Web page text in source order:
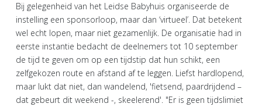
Bij gelegenheid van het Leidse Babyhuis organiseerde de
instelling een sponsorloop, maar dan ‘virtueel’. Dat betekent
wel echt lopen, maar niet gezamenlijk. De organisatie had in
eerste instantie bedacht de deelnemers tot 10 september
de tijd te geven om op een tijdstip dat hun schikt, een
zelfgekozen route en afstand af te leggen. Liefst hardlopend,
maar lukt dat niet, dan wandelend, 'fietsend, paardrijdend –
dat gebeurt dit weekend -, skeelerend'. "Er is geen tijdslimiet